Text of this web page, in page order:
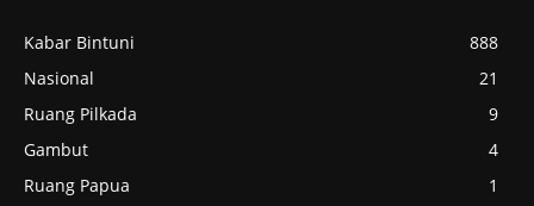
Kabar Bintuni
888
Nasional
21
Ruang Pilkada
9
Gambut
4
Ruang Papua
1